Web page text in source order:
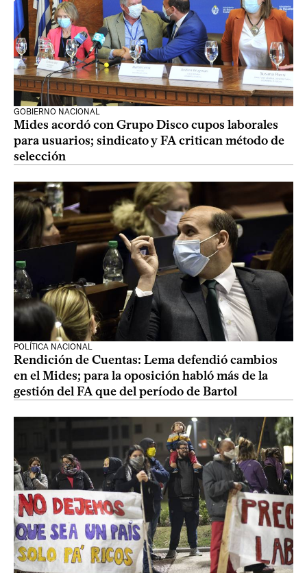
GOBIERNO NACIONAL
Mides acordó con Grupo Disco cupos laborales
para usuarios; sindicato y FA critican método de
selección
POLÍTICA NACIONAL
Rendición de Cuentas: Lema defendió cambios
en el Mides; para la oposición habló más de la
gestión del FA que del período de Bartol